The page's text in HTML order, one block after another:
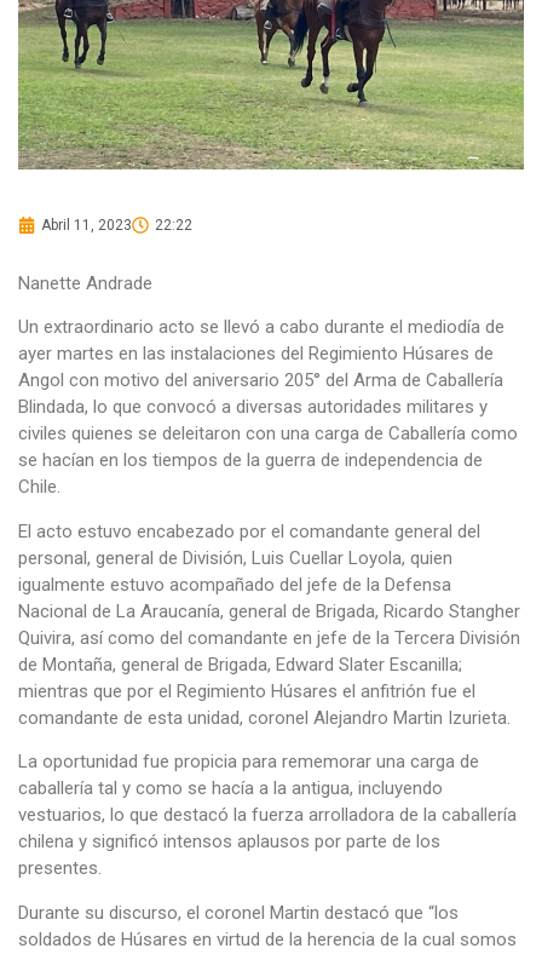
Abril 11, 2023 22:22
Nanette Andrade
Un extraordinario acto se llevó a cabo durante el mediodía de
ayer martes en las instalaciones del Regimiento Húsares de
Angol con motivo del aniversario 205° del Arma de Caballería
Blindada, lo que convocó a diversas autoridades militares y
civiles quienes se deleitaron con una carga de Caballería como
se hacían en los tiempos de la guerra de independencia de
Chile.
El acto estuvo encabezado por el comandante general del
personal, general de División, Luis Cuellar Loyola, quien
igualmente estuvo acompañado del jefe de la Defensa
Nacional de La Araucanía, general de Brigada, Ricardo Stangher
Quivira, así como del comandante en jefe de la Tercera División
de Montaña, general de Brigada, Edward Slater Escanilla;
mientras que por el Regimiento Húsares el anfitrión fue el
comandante de esta unidad, coronel Alejandro Martin Izurieta.
La oportunidad fue propicia para rememorar una carga de
caballería tal y como se hacía a la antigua, incluyendo
vestuarios, lo que destacó la fuerza arrolladora de la caballería
chilena y significó intensos aplausos por parte de los
presentes.
Durante su discurso, el coronel Martin destacó que “los
soldados de Húsares en virtud de la herencia de la cual somos